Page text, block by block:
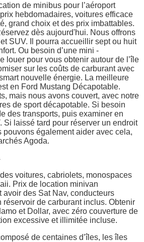
de minibus pour l’aéroport
hebdomadaires, voitures efficace
grand choix et des prix imbattables.
dès aujourd'hui. Nous offrons
SUV. Il pourra accueillir sept ou huit
Ou besoin d’une mini -
louer pour vous obtenir autour de l’île
sur les coûts de carburant avec
nouvelle énergie. La meilleure
en Ford Mustang Décapotable.
mais nous avons couvert, avec notre
de sport décapotable. Si besoin
des transports, puis examiner en
Si laissé tard pour réserver un endroit
pouvons également aider avec cela,
Agoda.
voitures, cabriolets, monospaces
Prix de location minivan
avoir des Sat Nav, conducteurs
réservoir de carburant inclus. Obtenir
et Dollar, avec zéro couverture de
excessive et illimitée incluse.
de centaines d’îles, les îles